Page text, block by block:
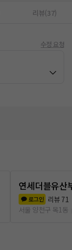
리뷰(37)
수정 요청
연세더블유산
로그인 리뷰 71
서울 양천구 목1동